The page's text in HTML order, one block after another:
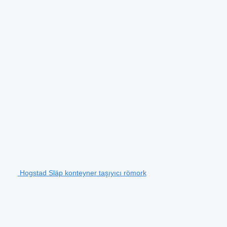
Hogstad Släp konteyner taşıyıcı römork